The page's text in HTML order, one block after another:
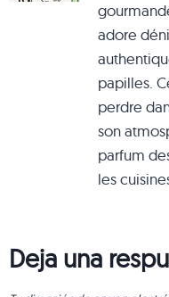
adore
papilles.
perdre
son
parfum
les
Deja una